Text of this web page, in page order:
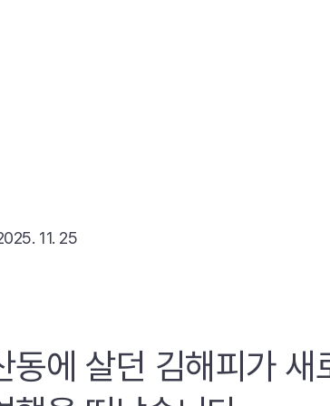
11. 25
동에 살던 김해피가 새